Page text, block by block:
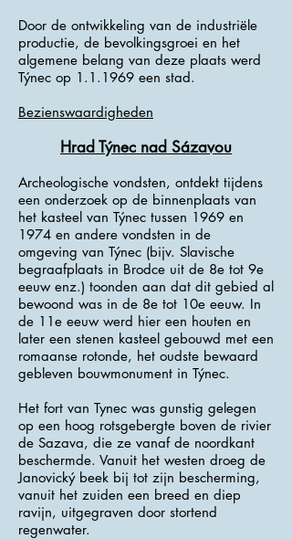
Door de ontwikkeling van de industriële
productie, de bevolkingsgroei en het
algemene belang van deze plaats werd
Týnec op 1.1.1969 een stad.
Bezienswaardigheden
Hrad Týnec nad Sázavou
Archeologische vondsten, ontdekt tijdens
een onderzoek op de binnenplaats van
het kasteel van Týnec tussen 1969 en
1974 en andere vondsten in de
omgeving van Týnec (bijv. Slavische
begraafplaats in Brodce uit de 8e tot 9e
eeuw enz.) toonden aan dat dit gebied al
bewoond was in de 8e tot 10e eeuw. In
de 11e eeuw werd hier een houten en
later een stenen kasteel gebouwd met een
romaanse rotonde, het oudste bewaard
gebleven bouwmonument in Týnec.
Het fort van Tynec was gunstig gelegen
op een hoog rotsgebergte boven de rivier
de Sazava, die ze vanaf de noordkant
beschermde. Vanuit het westen droeg de
Janovický beek bij tot zijn bescherming,
vanuit het zuiden een breed en diep
ravijn, uitgegraven door stortend
regenwater.